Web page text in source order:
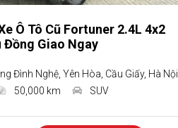
Ô Tô Cũ Fortuner 2.4L 4x2
Đồng Giao Ngay
Đình Nghệ, Yên Hòa, Cầu Giấy, Hà Nội
50,000 km SUV